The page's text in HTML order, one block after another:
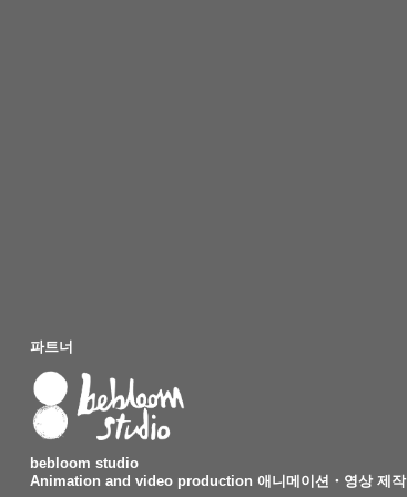
파트너
bebloom studio
Animation and video production 애니메이션・영상 제작